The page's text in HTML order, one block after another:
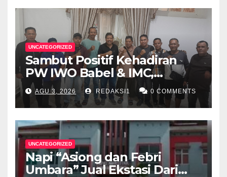
UNCATEGORIZED
Sambut Positif Kehadiran
PW IWO Babel & IMC,
Walikota Pangkalpinang
Apresiasi Peran Media Online
AGU 3, 2026 REDAKSI1 0 COMMENTS
UNCATEGORIZED
Napi “Asiong dan Febri
Umbara” Jual Ekstasi Dari